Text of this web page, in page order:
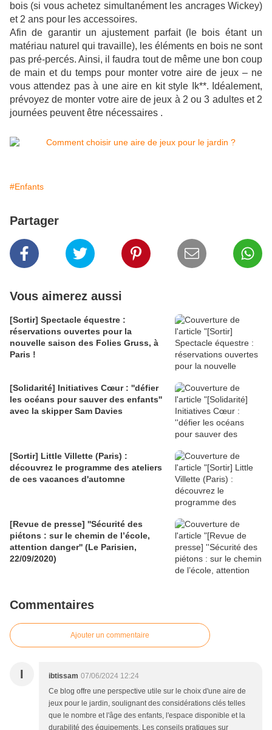
bois (si vous achetez simultanément les ancrages Wickey)
et 2 ans pour les accessoires.
Afin de garantir un ajustement parfait (le bois étant un
matériau naturel qui travaille), les éléments en bois ne sont
pas pré-percés. Ainsi, il faudra tout de même une bon coup
de main et du temps pour monter votre aire de jeux – ne
vous attendez pas à une aire en kit style Ik**. Idéalement,
prévoyez de monter votre aire de jeux à 2 ou 3 adultes et 2
journées peuvent être nécessaires .
#Enfants
Partager
Vous aimerez aussi
[Sortir] Spectacle équestre :
réservations ouvertes pour la
nouvelle saison des Folies Gruss, à
Paris !
[Solidarité] Initiatives Cœur : ''défier
les océans pour sauver des enfants''
avec la skipper Sam Davies
[Sortir] Little Villette (Paris) :
découvrez le programme des ateliers
de ces vacances d'automne
[Revue de presse] ''Sécurité des
piétons : sur le chemin de l’école,
attention danger'' (Le Parisien,
22/09/2020)
Commentaires
Ajouter un commentaire
I ibtissam 07/06/2024 12:24
Ce blog offre une perspective utile sur le choix d'une aire de
jeux pour le jardin, soulignant des considérations clés telles
que le nombre et l'âge des enfants, l'espace disponible et la
durabilité des équipements. Les conseils pratiques sur